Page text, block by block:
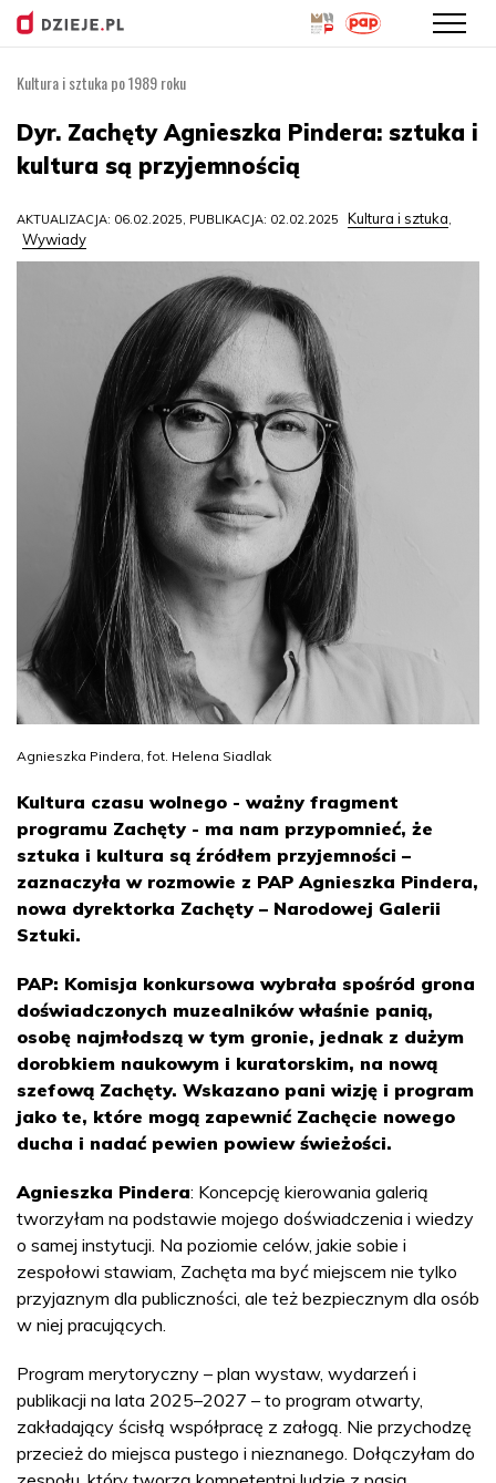
treści
Kultura i sztuka po 1989 roku
Dyr. Zachęty Agnieszka Pindera: sztuka i
kultura są przyjemnością
AKTUALIZACJA: 06.02.2025, PUBLIKACJA: 02.02.2025 Kultura i sztuka,
Wywiady
Agnieszka Pindera, fot. Helena Siadlak
Kultura czasu wolnego - ważny fragment
programu Zachęty - ma nam przypomnieć, że
sztuka i kultura są źródłem przyjemności –
zaznaczyła w rozmowie z PAP Agnieszka Pindera,
nowa dyrektorka Zachęty – Narodowej Galerii
Sztuki.
PAP: Komisja konkursowa wybrała spośród grona
doświadczonych muzealników właśnie panią,
osobę najmłodszą w tym gronie, jednak z dużym
dorobkiem naukowym i kuratorskim, na nową
szefową Zachęty. Wskazano pani wizję i program
jako te, które mogą zapewnić Zachęcie nowego
ducha i nadać pewien powiew świeżości.
Agnieszka Pindera: Koncepcję kierowania galerią
tworzyłam na podstawie mojego doświadczenia i wiedzy
o samej instytucji. Na poziomie celów, jakie sobie i
zespołowi stawiam, Zachęta ma być miejscem nie tylko
przyjaznym dla publiczności, ale też bezpiecznym dla osób
w niej pracujących.
Program merytoryczny – plan wystaw, wydarzeń i
publikacji na lata 2025–2027 – to program otwarty,
zakładający ścisłą współpracę z załogą. Nie przychodzę
przecież do miejsca pustego i nieznanego. Dołączyłam do